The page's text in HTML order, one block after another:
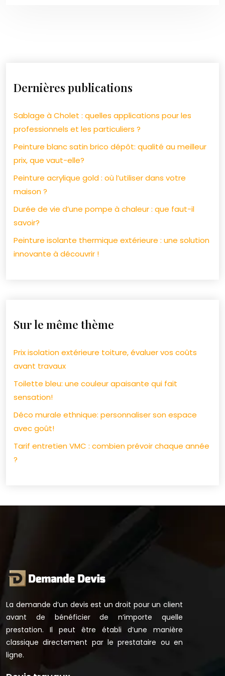
Dernières publications
Sablage à Cholet : quelles applications pour les
professionnels et les particuliers ?
Peinture blanc satin brico dépôt: qualité au meilleur
prix, que vaut-elle?
Peinture acrylique gold : où l’utiliser dans votre
maison ?
Durée de vie d’une pompe à chaleur : que faut-il
savoir?
Peinture isolante thermique extérieure : une solution
innovante à découvrir !
Sur le même thème
Prix isolation extérieure toiture, évaluer vos coûts
avant travaux
Toilette bleu: une couleur apaisante qui fait
sensation!
Déco murale ethnique: personnaliser son espace
avec goût!
Tarif entretien VMC : combien prévoir chaque année
?
La demande d’un devis est un droit pour un client
avant de bénéficier de n’importe quelle
prestation. Il peut être établi d’une manière
classique directement par le prestataire ou en
ligne.